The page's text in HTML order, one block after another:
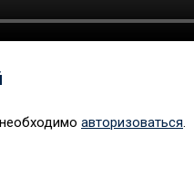
авторизоваться